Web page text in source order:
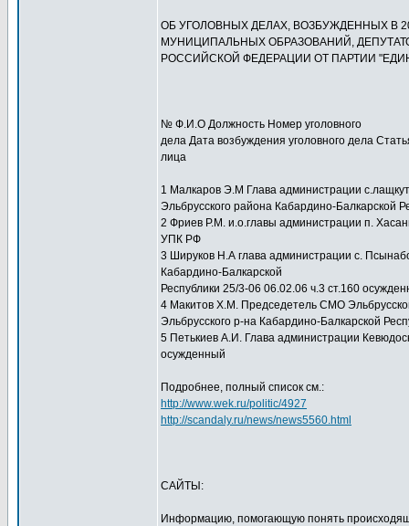
ОБ УГОЛОВНЫХ ДЕЛАХ, ВОЗБУЖДЕННЫХ В
МУНИЦИПАЛЬНЫХ ОБРАЗОВАНИЙ,
РОССИЙСКОЙ ФЕДЕРАЦИИ ОТ ПАРТИИ
№ Ф.И.О Должность Номер уголовного
дела Дата возбуждения уголовного дела
лица
1 Малкаров Э.М Глава администрации
Эльбрусского района Кабардино-Балкарской
2 Фриев Р.М. и.о.главы администрации п.
УПК РФ
3 Шируков Н.А глава администрации с.
Кабардино-Балкарской
Республики 25/3-06 06.02.06 ч.3 ст.160
4 Макитов Х.М. Председетель СМО
Эльбрусского р-на Кабардино-Балкарской
5 Петькиев А.И. Глава администрации
осужденный
Подробнее, полный список см.:
http://www.wek.ru/politic/4927
http://scandaly.ru/news/news5560.html
САЙТЫ:
Информацию, помогающую понять